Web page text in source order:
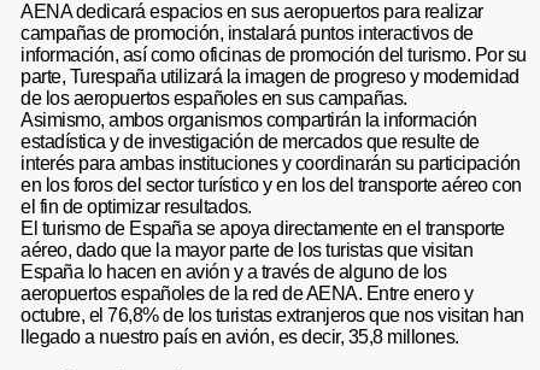
AENA dedicará espacios en sus aeropuertos para realizar
campañas de promoción, instalará puntos interactivos de
información, así como oficinas de promoción del turismo. Por su
parte, Turespaña utilizará la imagen de progreso y modernidad
de los aeropuertos españoles en sus campañas.
Asimismo, ambos organismos compartirán la información
estadística y de investigación de mercados que resulte de
interés para ambas instituciones y coordinarán su participación
en los foros del sector turístico y en los del transporte aéreo con
el fin de optimizar resultados.
El turismo de España se apoya directamente en el transporte
aéreo, dado que la mayor parte de los turistas que visitan
España lo hacen en avión y a través de alguno de los
aeropuertos españoles de la red de AENA. Entre enero y
octubre, el 76,8% de los turistas extranjeros que nos visitan han
llegado a nuestro país en avión, es decir, 35,8 millones.